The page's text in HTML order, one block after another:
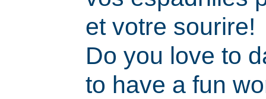
et votre sourire!
Do you love to
to have a fun